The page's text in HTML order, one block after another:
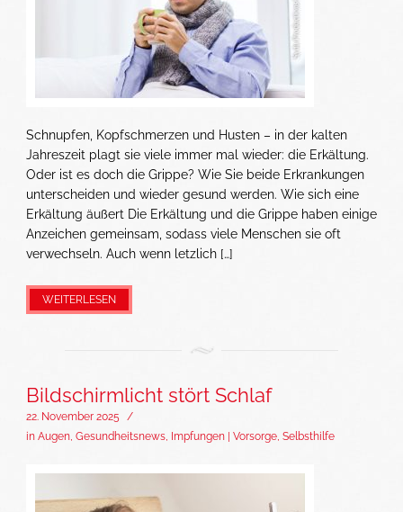
Schnupfen, Kopfschmerzen und Husten – in der kalten
Jahreszeit plagt sie viele immer mal wieder: die Erkältung.
Oder ist es doch die Grippe? Wie Sie beide Erkrankungen
unterscheiden und wieder gesund werden. Wie sich eine
Erkältung äußert Die Erkältung und die Grippe haben einige
Anzeichen gemeinsam, sodass viele Menschen sie oft
verwechseln. Auch wenn letzlich […]
WEITERLESEN
Bildschirmlicht stört Schlaf
22. November 2025
/
in Augen, Gesundheitsnews, Impfungen | Vorsorge, Selbsthilfe